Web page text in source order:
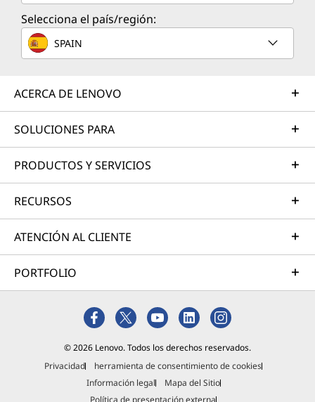
Selecciona el país/región:
SPAIN
ACERCA DE LENOVO
SOLUCIONES PARA
PRODUCTOS Y SERVICIOS
RECURSOS
ATENCIÓN AL CLIENTE
PORTFOLIO
© 2026 Lenovo. Todos los derechos reservados.
Privacidad
herramienta de consentimiento de cookies
Información legal
Mapa del Sitio
Política de presentación externa